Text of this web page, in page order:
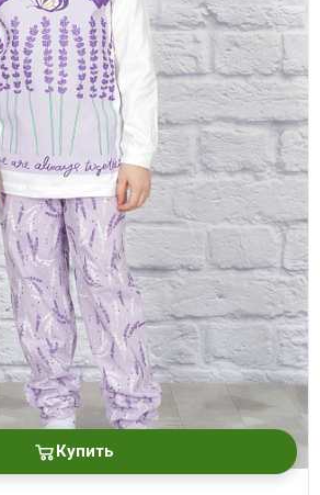
Купить